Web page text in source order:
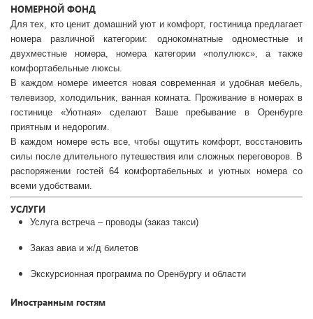
НОМЕРНОЙ ФОНД
Для тех, кто ценит домашний уют и комфорт, гостиница предлагает
номера различной категории: однокомнатные одноместные и
двухместные номера, номера категории «полулюкс», а также
комфортабельные люксы.
В каждом номере имеется новая современная и удобная мебель,
телевизор, холодильник, ванная комната. Проживание в номерах в
гостинице «Уютная» сделают Ваше пребывание в Оренбурге
приятным и недорогим.
В каждом номере есть все, чтобы ощутить комфорт, восстановить
силы после длительного путешествия или сложных переговоров. В
распоряжении гостей 64 комфортабельных и уютных номера со
всеми удобствами.
УСЛУГИ
Услуга встреча – проводы (заказ такси)
Заказ авиа и ж/д билетов
Экскурсионная программа по Оренбургу и области
Иностранным гостям